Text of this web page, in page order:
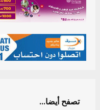
تصفح أيضا...